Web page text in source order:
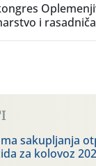
i
sakupljanja
za kolovoz